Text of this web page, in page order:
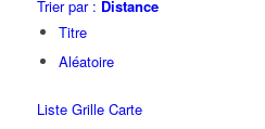
Trier par : Distance
Titre
Aléatoire
Liste Grille Carte